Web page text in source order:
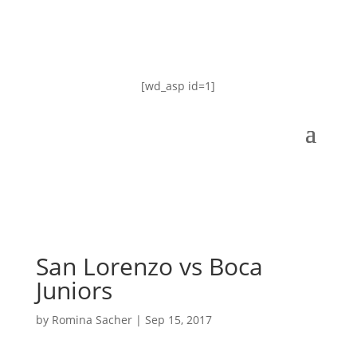
[wd_asp id=1]
San Lorenzo vs Boca
Juniors
by Romina Sacher| Sep 15, 2017